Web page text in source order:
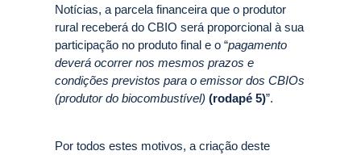
Notícias, a parcela financeira que o produtor
rural receberá do CBIO será proporcional à sua
participação no produto final e o “pagamento
deverá ocorrer nos mesmos prazos e
condições previstos para o emissor dos CBIOs
(produtor do biocombustível) (rodapé 5)”.
Por todos estes motivos, a criação deste